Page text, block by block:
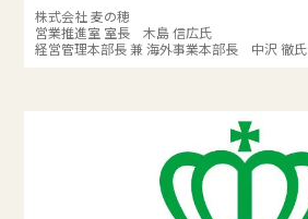
株式会社 麦の穂
営業推進室 室長 木島 信広氏
経営管理本部長 兼 海外事業本部長 中沢 徹氏